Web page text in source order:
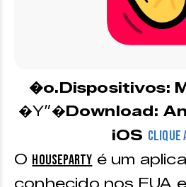
�o.Dispositivos:
�Y”�Download:
iOS CLIQUE
O Houseparty é um
conhecido nos EUA